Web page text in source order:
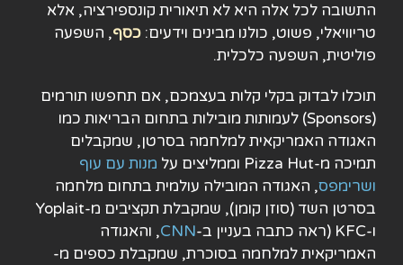
התשובה לכל אלה היא לא תיאורית קונספירציה, אלא
טריוויאלי, פשוט, כולנו מבינים וידעים: כסף, השפעה
פוליטית, השפעה כלכלית.
תוכלו לבדוק בקלי קלות בעצמכם, אם תחפשו תורמים
(Sponsors) לעמותות מובילות בתחום הבריאות כמו
האגודה האמריקאית למלחמה בסרטן, שמקבלים
תמיכה מ-Pizza Hut וממליצים על
מנות עם עוף
ושרימפס, האגודה המובילה עולמית בתחום מלחמה
בסרטן השד (סוזן קומן), שמקבלת תקציבים מ-Yoplait
ו-KFC (ראה כתבה בעניין ב-
CNN, והאגודה
האמריקאית למלחמה בסוכרת, שמקבלת כספים מ-